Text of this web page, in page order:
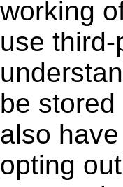
working
use
be
also
opting